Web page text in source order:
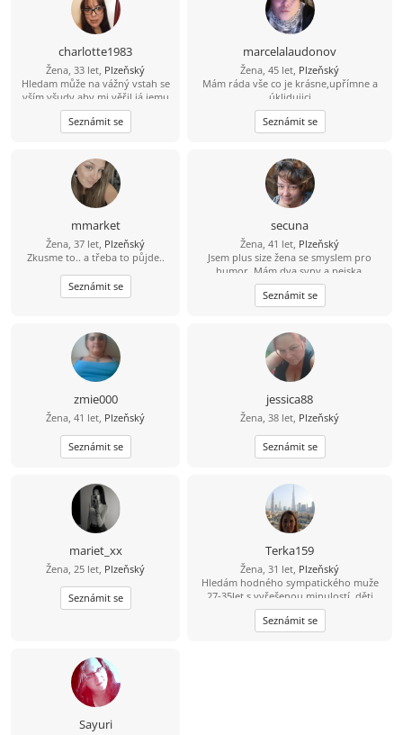
charlotte1983
Žena, 33 let, Plzeňský
Hledam může na vážný vstah se
vším všudy aby mi věřil já jemu
aby mě miloval jako já jeho aby
udělal pro lásku to samé jako já
Seznámit se
marcelalaudonov
Žena, 45 let, Plzeňský
Mám ráda vše co je krásne,upřímne a
úklidujici
Seznámit se
mmarket
Žena, 37 let, Plzeňský
Zkusme to.. a třeba to půjde..
Seznámit se
secuna
Žena, 41 let, Plzeňský
Jsem plus size žena se smyslem pro
humor. Mám dva syny a pejska.
Minulost vyřešena. Mám ráda
procházky, knížky, filmy, kino a divadlo,
ale i pohodové večery doma. Ráda si
Touto cestou hledám spolehlivého,
hodného a zodpovědného muže, který
se nebojí dětí ????
Seznámit se
zmie000
Žena, 41 let, Plzeňský
Seznámit se
jessica88
Žena, 38 let, Plzeňský
Seznámit se
mariet_xx
Žena, 25 let, Plzeňský
Seznámit se
Terka159
Žena, 31 let, Plzeňský
Hledám hodného sympatického muže
27-35let s vyřešenou minulostí, děti
nejsou překážkou.
Seznámit se
Sayuri